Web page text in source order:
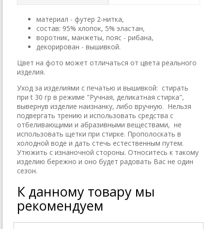
материал - футер 2-нитка,
состав: 95% хлопок, 5% эластан,
воротник, манжеты, пояс - рибана,
декорирован - вышивкой.
Цвет на фото может отличаться от цвета реального
изделия.
Уход за изделиями с печатью и вышивкой: стирать
при t 30 гр в режиме "Ручная, деликатная стирка",
вывернув изделие наизнанку, либо вручную. Нельзя
подвергать трению и использовать средства с
отбеливающими и абразивными веществами, не
использовать щетки при стирке. Прополоскать в
холодной воде и дать стечь естественным путем.
Утюжить с изнаночной стороны. Относитесь к такому
изделию бережно и оно будет радовать Вас не один
сезон.
К данному товару мы
рекомендуем